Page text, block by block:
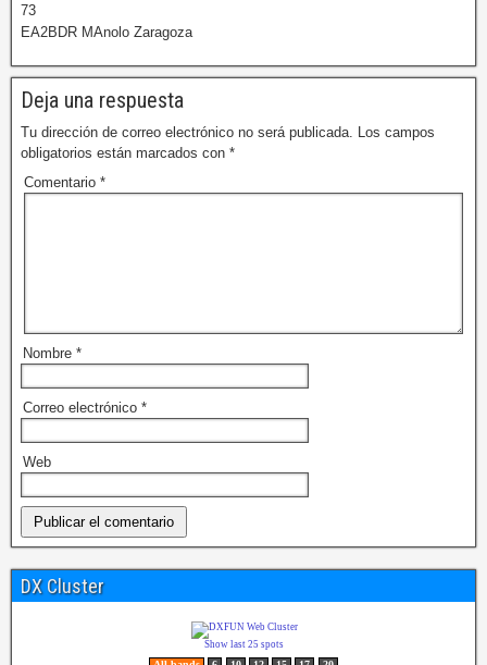
73
EA2BDR MAnolo Zaragoza
Deja una respuesta
Tu dirección de correo electrónico no será publicada. Los campos
obligatorios están marcados con *
Comentario *
Nombre *
Correo electrónico *
Web
DX Cluster